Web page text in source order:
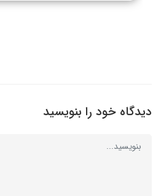
دیدگاه خود را بنویسید